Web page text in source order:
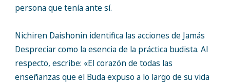
persona que tenía ante sí.
Nichiren Daishonin identifica las acciones de Jamás
Despreciar como la esencia de la práctica budista. Al
respecto, escribe: «El corazón de todas las
enseñanzas que el Buda expuso a lo largo de su vida